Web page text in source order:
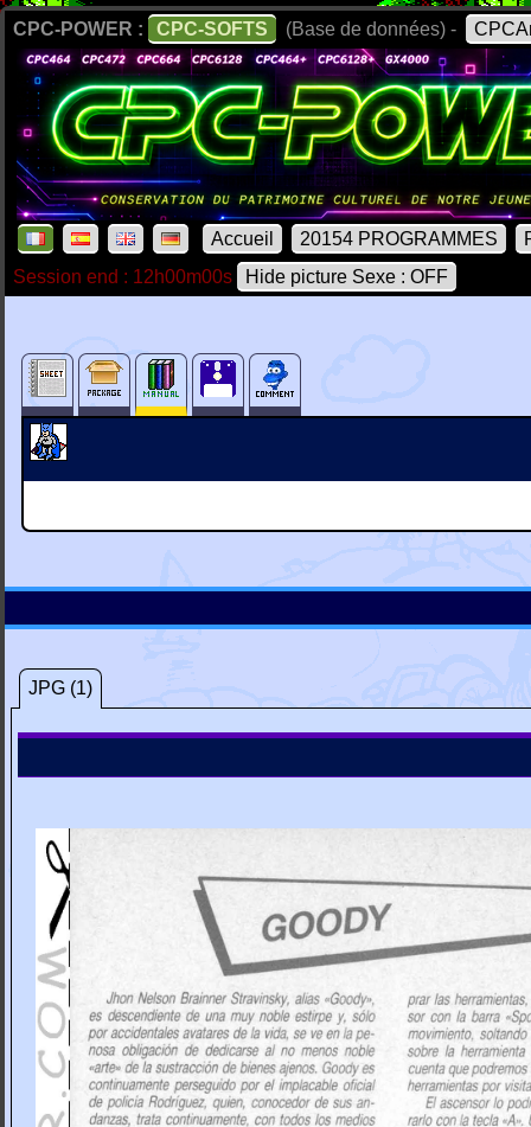
CPC-POWER : CPC-SOFTS (Base de données) -
Accueil 20154 PROGRAMMES
Session end : 12h00m00s
Hide picture Sexe : OFF
JPG (1)